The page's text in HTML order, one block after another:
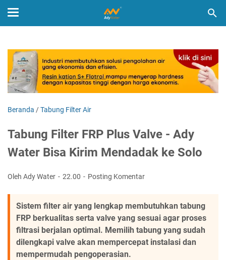
Beranda /Tabung Filter Air
Tabung Filter FRP Plus Valve - Ady
Water Bisa Kirim Mendadak ke Solo
Oleh Ady Water 22.00 Posting Komentar
Sistem filter air yang lengkap membutuhkan tabung
FRP berkualitas serta valve yang sesuai agar proses
filtrasi berjalan optimal. Memilih tabung yang sudah
dilengkapi valve akan mempercepat instalasi dan
mempermudah pengoperasian.